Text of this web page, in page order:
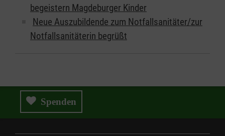
begeistern Magdeburger Kinder
Neue Auszubildende zum Notfallsanitäter/zur
Notfallsanitäterin begrüßt
Spenden